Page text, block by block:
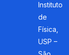
Instituto
de
Física,
USP –